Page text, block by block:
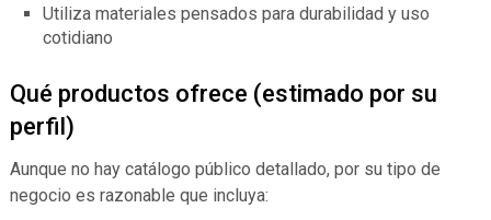
Utiliza materiales pensados para durabilidad y uso
cotidiano
Qué productos ofrece (estimado por su
perfil)
Aunque no hay catálogo público detallado, por su tipo de
negocio es razonable que incluya: